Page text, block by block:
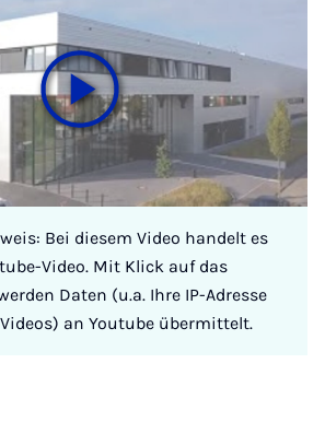
Bei diesem Video handelt es
Video. Mit Klick auf das
Daten (u.a. Ihre IP-Adresse
Videos) an Youtube übermittelt.